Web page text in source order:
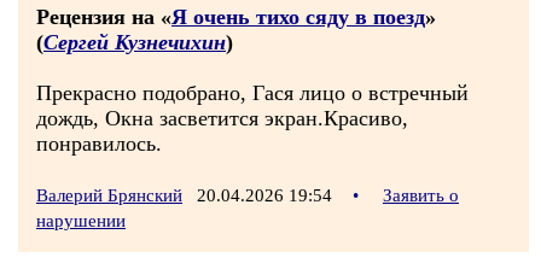
Рецензия на «Я очень тихо сяду в поезд»
(Сергей Кузнечихин)
Прекрасно подобрано, Гася лицо о встречный
дождь, Окна засветится экран.Красиво,
понравилось.
Валерий Брянский 20.04.2026 19:54 •
Заявить о
нарушении